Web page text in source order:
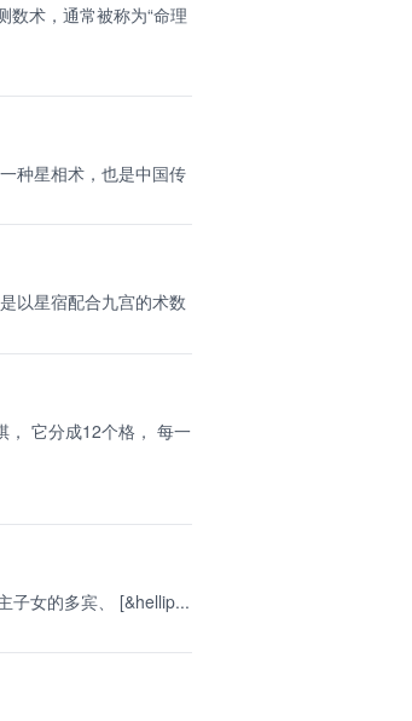
数术，通常被称为“命理
种星相术，也是中国传
以星宿配合九宫的术数
它分成12个格， 每一
子女的多宾、 [&hellip...